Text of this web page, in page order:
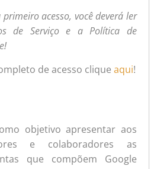
primeiro acesso, você deverá ler
de Serviço e a Política de
de acesso cliqueaqui!
objetivo apresentar aos
e colaboradores as
que compõem Google